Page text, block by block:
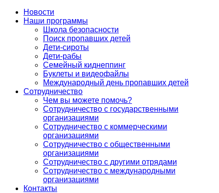
Новости
Наши программы
Школа безопасности
Поиск пропавших детей
Дети-сироты
Дети-рабы
Семейный киднеппинг
Буклеты и видеофайлы
Международный день пропавших детей
Сотрудничество
Чем вы можете помочь?
Сотрудничество с государственными
организациями
Сотрудничество с коммерческими
организациями
Сотрудничество с общественными
организациями
Сотрудничество с другими отрядами
Сотрудничество с международными
организациями
Контакты